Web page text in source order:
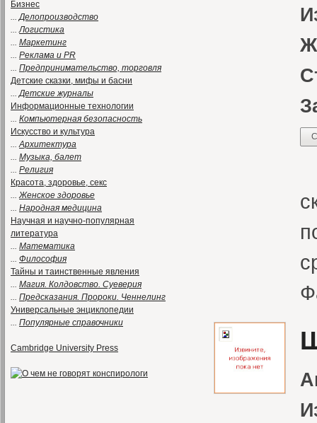
Бизнес
...Делопроизводство
...Логистика
... Маркетинг
... Реклама и PR
... Предпринимательство, торговля
Детские сказки, мифы и басни
...Детские журналы
Информационные технологии
... Компьютерная безопасность
Искусство и культура
...Архитектура
... Музыка, балет
... Религия
Красота, здоровье, секс
...Женское здоровье
... Народная медицина
Научная и научно-популярная
литература
... Математика
... Философия
Тайны и таинственные явления
... Магия. Колдовство. Суеверия
... Предсказания. Пророки. Ченнелинг
Универсальные энциклопедии
... Популярные справочники
Cambridge University Press